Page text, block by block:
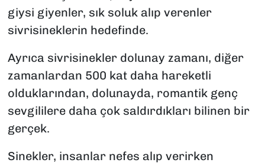
giysi giyenler, sık soluk alıp verenler
sivrisineklerin hedefinde.
Ayrıca sivrisinekler dolunay zamanı, diğer
zamanlardan 500 kat daha hareketli
olduklarından, dolunayda, romantik genç
sevgililere daha çok saldırdıkları bilinen bir
gerçek.
Sinekler, insanlar nefes alıp verirken